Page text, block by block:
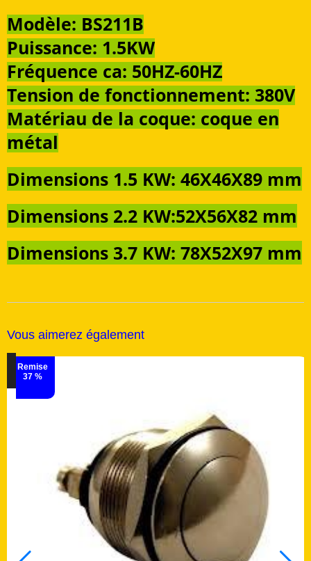
Modèle: BS211B
Puissance: 1.5KW
Fréquence ca: 50HZ-60HZ
Tension de fonctionnement: 380V
Matériau de la coque: coque en
métal
Dimensions 1.5 KW: 46X46X89 mm
Dimensions 2.2 KW:52X56X82 mm
Dimensions 3.7 KW: 78X52X97 mm
Vous aimerez également